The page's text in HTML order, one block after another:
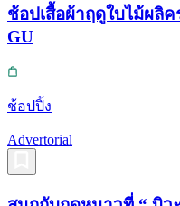
ช้อปเสื้อผ้าฤดูใบไม้ผลิ
GU
ช้อปปิ้ง
Advertorial